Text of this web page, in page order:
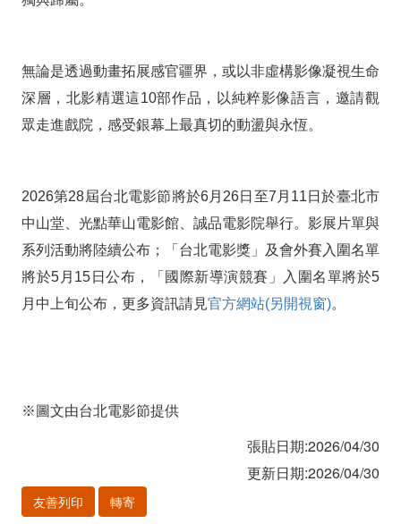
無論是透過動畫拓展感官疆界，或以非虛構影像凝視生命
深層，北影精選這10部作品，以純粹影像語言，邀請觀
眾走進戲院，感受銀幕上最真切的動盪與永恆。
2026第28屆台北電影節將於6月26日至7月11日於臺北市
中山堂、光點華山電影館、誠品電影院舉行。影展片單與
系列活動將陸續公布；「台北電影獎」及會外賽入圍名單
將於5月15日公布，「國際新導演競賽」入圍名單將於5
月中上旬公布，更多資訊請見官方網站(另開視窗)。
※圖文由台北電影節提供
張貼日期:2026/04/30
更新日期:2026/04/30
友善列印 轉寄